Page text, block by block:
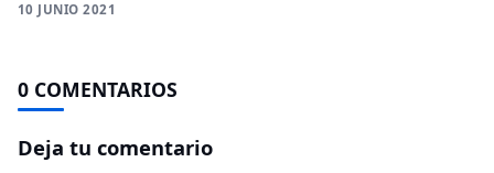
10 JUNIO 2021
0 COMENTARIOS
Deja tu comentario